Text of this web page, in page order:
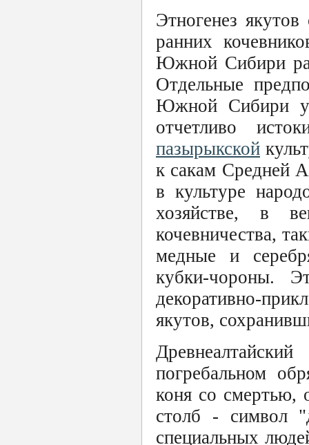
Этногенез
ранних
Южной Сибири
Отдельные
Южной Сибири
отчетливо
пазырыкской
к сакам Средней
в культуре
хозяйстве, в
кочевничества,
медные и
кубки-чороны.
декоративно-
якутов,
погребальном
коня со смертью,
столб - символ
специальных